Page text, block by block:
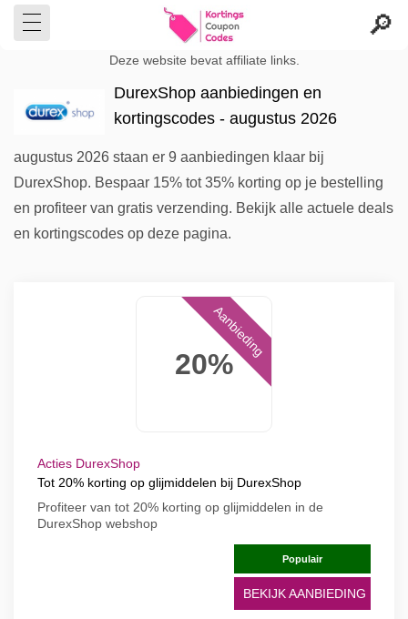
Deze website bevat affiliate links.
DurexShop aanbiedingen en
kortingscodes - augustus 2026
augustus 2026 staan er 9 aanbiedingen klaar bij
DurexShop. Bespaar 15% tot 35% korting op je bestelling
en profiteer van gratis verzending. Bekijk alle actuele deals
en kortingscodes op deze pagina.
20%
Aanbieding
Acties DurexShop
Tot 20% korting op glijmiddelen bij DurexShop
Profiteer van tot 20% korting op glijmiddelen in de
DurexShop webshop
Populair
BEKIJK AANBIEDING